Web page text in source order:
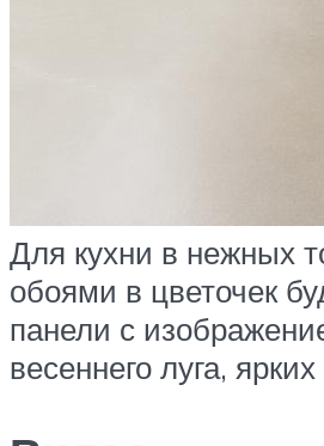
Для кухни в нежных
обоями в цветочек
панели с
весеннего луга,